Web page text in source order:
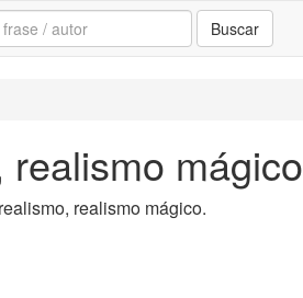
Buscar
mágico
realismo mágico.